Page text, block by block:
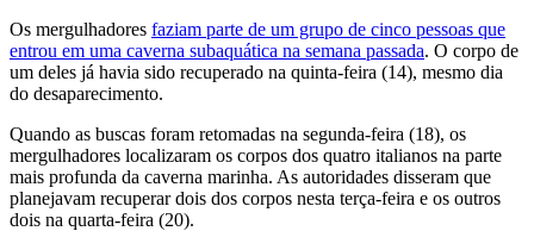
Os mergulhadores faziam parte de um grupo de cinco pessoas que
entrou em uma caverna subaquática na semana passada. O corpo de
um deles já havia sido recuperado na quinta-feira (14), mesmo dia
do desaparecimento.
Quando as buscas foram retomadas na segunda-feira (18), os
mergulhadores localizaram os corpos dos quatro italianos na parte
mais profunda da caverna marinha. As autoridades disseram que
planejavam recuperar dois dos corpos nesta terça-feira e os outros
dois na quarta-feira (20).